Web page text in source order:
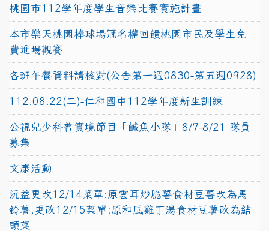
桃園市112學年度學生音樂比賽實施計畫
本市樂天桃園棒球場冠名權回饋桃園市民及學生免
費進場觀賽
各班午餐資料請核對(公告第一週0830-第五週0928)
112.08.22(二)-仁和國中112學年度新生訓練
公視兒少科普實境節目「鹹魚小隊」8/7-8/21 隊員
募集
文康活動
沅益更改12/14菜單:原雲耳炒脆薯食材豆薯改為馬
鈴薯,更改12/15菜單:原和風雞丁湯食材豆薯改為結
頭菜